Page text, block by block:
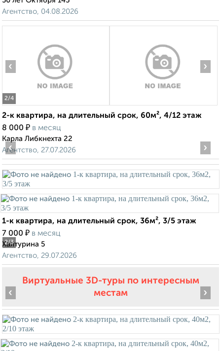
Агентство, 04.08.2026
2/4
‹ ›
2-к квартира, на длительный срок, 60м², 4/12 этаж
8 000 ₽ в месяц
Карла Либкнехта 22
Агентство, 27.07.2026
2/3
‹ ›
1-к квартира, на длительный срок, 36м², 3/5 этаж
7 000 ₽ в месяц
Халтурина 5
Агентство, 29.07.2026
Виртуальные 3D-туры по интересным
местам
‹ ›